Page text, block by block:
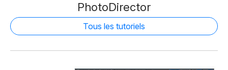
PhotoDirector
Tous les tutoriels